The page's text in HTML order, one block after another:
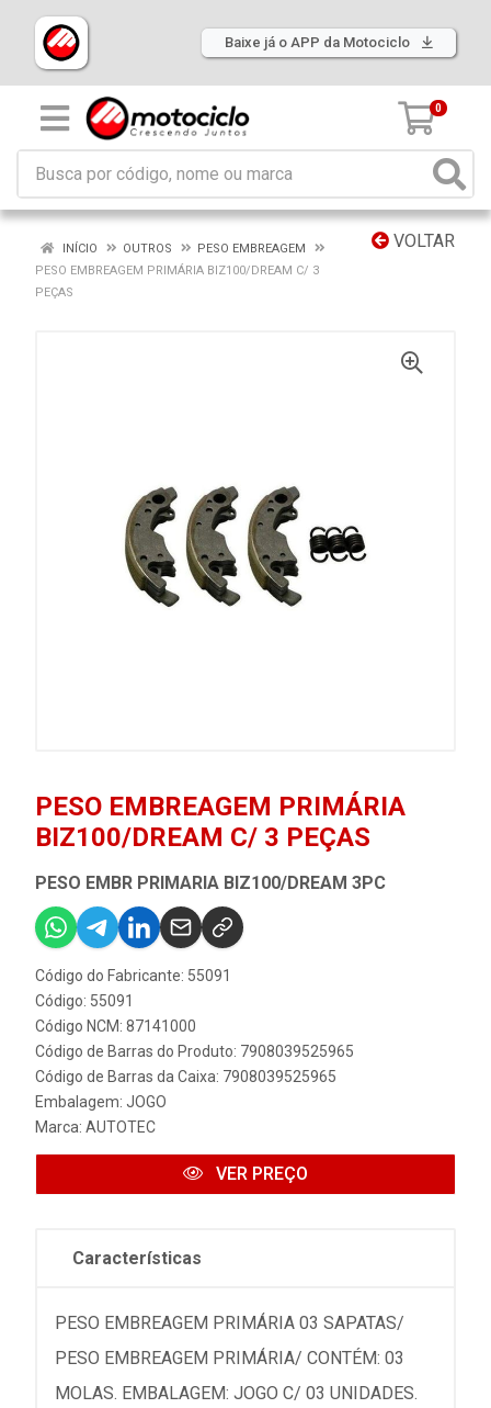
Baixe já o APP da Motociclo
0
VOLTAR
INÍCIO OUTROS
PESO EMBREAGEM
PESO EMBREAGEM PRIMÁRIA BIZ100/DREAM C/ 3
PEÇAS
PESO EMBREAGEM PRIMÁRIA
BIZ100/DREAM C/ 3 PEÇAS
PESO EMBR PRIMARIA BIZ100/DREAM 3PC
Código do Fabricante: 55091
Código: 55091
Código NCM: 87141000
Código de Barras do Produto: 7908039525965
Código de Barras da Caixa: 7908039525965
Embalagem: JOGO
Marca: AUTOTEC
VER PREÇO
Características
PESO EMBREAGEM PRIMÁRIA 03 SAPATAS/
PESO EMBREAGEM PRIMÁRIA/ CONTÉM: 03
MOLAS. EMBALAGEM: JOGO C/ 03 UNIDADES.